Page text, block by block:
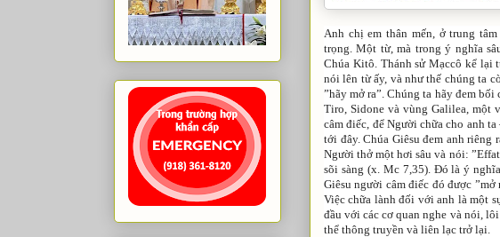
Anh chị em thân mến, ở trung
trọng. Một từ, mà trong ý nghĩa
Chúa Kitô. Thánh sử Mạccô kể lại
nói lên từ ấy, và như thế chúng ta
”hãy mở ra”. Chúng ta hãy đem
Tiro, Sidone và vùng Galilea, một
câm điếc, để Người chữa cho anh
tới đây. Chúa Giêsu đem anh
Người thở một hơi sâu và nói:
sõi sàng (x. Mc 7,35). Đó là ý
Giêsu người câm điếc đó được
Việc chữa lành đối với anh là một
đầu với các cơ quan nghe và nói,
thể thông truyền và liên lạc trở lại.